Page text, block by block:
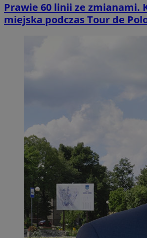
Prawie 60 linii ze zmianami.
miejska podczas Tour de